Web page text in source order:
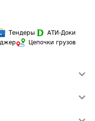
Тендеры
АТИ-Доки
Цепочки грузов